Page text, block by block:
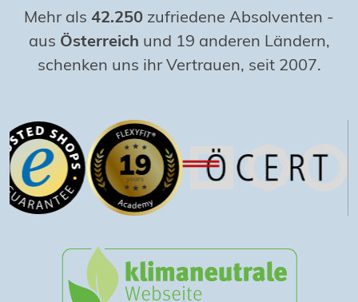
Mehr als 42.250 zufriedene Absolventen -
aus Österreich und 19 anderen Ländern,
schenken uns ihr Vertrauen, seit 2007.